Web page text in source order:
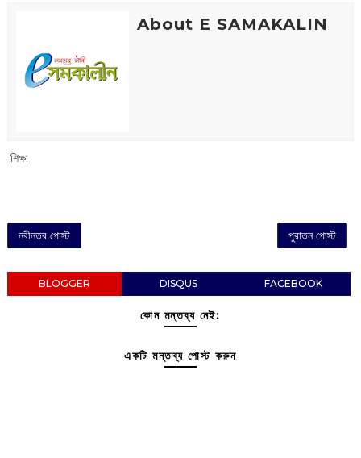
About E SAMAKALIN
‌ শিক্ষা
নবীনতর পোস্ট পুরাতন পোস্ট
BLOGGER DISQUS FACEBOOK
কোন মন্তব্য নেই:
একটি মন্তব্য পোস্ট করুন